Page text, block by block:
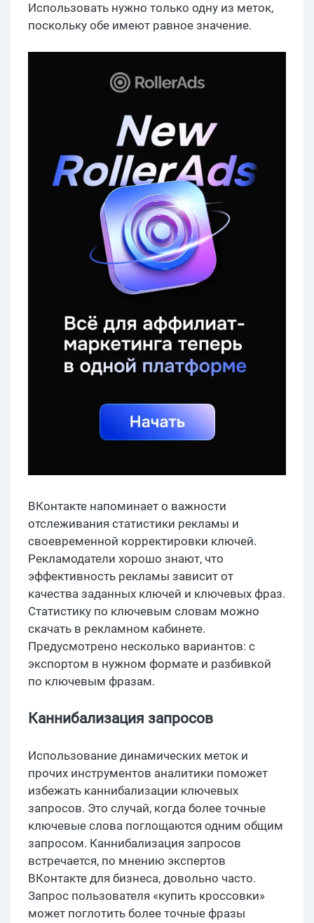
Использовать нужно только одну из меток,
поскольку обе имеют равное значение.
ВКонтакте напоминает о важности
отслеживания статистики рекламы и
своевременной корректировки ключей.
Рекламодатели хорошо знают, что
эффективность рекламы зависит от
качества заданных ключей и ключевых фраз.
Статистику по ключевым словам можно
скачать в рекламном кабинете.
Предусмотрено несколько вариантов: с
экспортом в нужном формате и разбивкой
по ключевым фразам.
Каннибализация запросов
Использование динамических меток и
прочих инструментов аналитики поможет
избежать каннибализации ключевых
запросов. Это случай, когда более точные
ключевые слова поглощаются одним общим
запросом. Каннибализация запросов
встречается, по мнению экспертов
ВКонтакте для бизнеса, довольно часто.
Запрос пользователя «купить кроссовки»
может поглотить более точные фразы